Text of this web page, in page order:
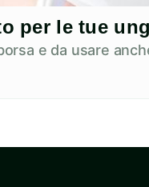
per le tue
e da usare